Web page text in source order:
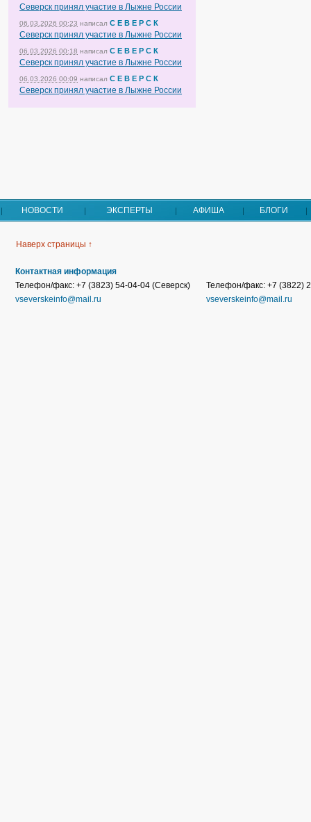
Северск принял участие в Лыжне России
06.03.2026 00:23 написал С Е В Е Р С К
Северск принял участие в Лыжне России
06.03.2026 00:18 написал С Е В Е Р С К
Северск принял участие в Лыжне России
06.03.2026 00:09 написал С Е В Е Р С К
Северск принял участие в Лыжне России
НОВОСТИ ЭКСПЕРТЫ АФИША БЛОГИ
Наверх страницы ↑
Контактная информация
Телефон/факс: +7 (3823) 54-04-04 (Северск)
vseverskeinfo@mail.ru
Телефон/факс: +7 (3822)
vseverskeinfo@mail.ru